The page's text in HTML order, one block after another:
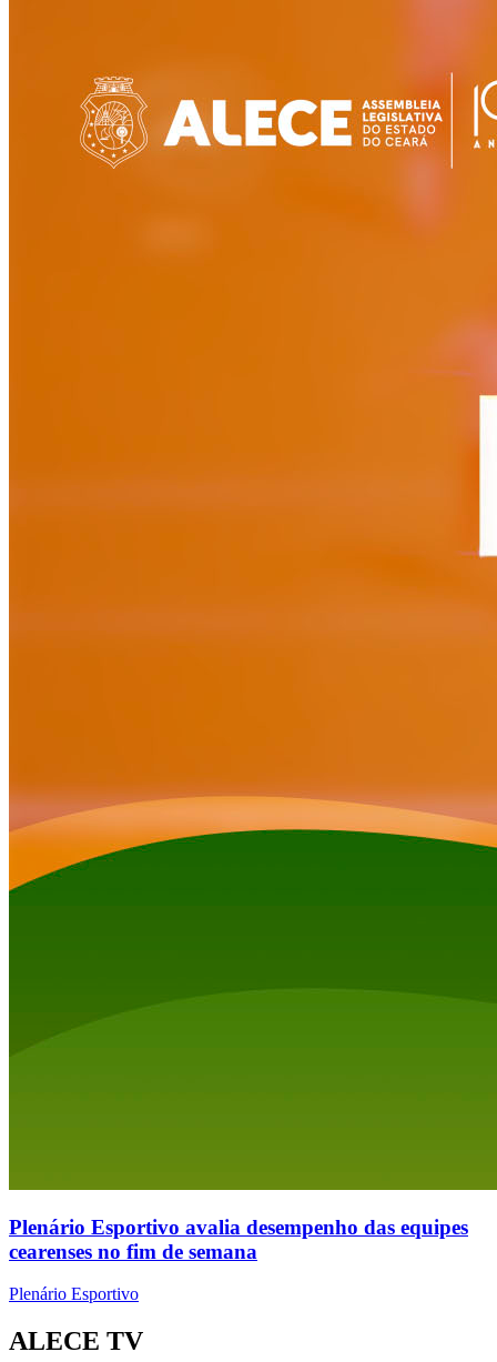
Plenário Esportivo avalia desempenho das equipes
cearenses no fim de semana
Plenário Esportivo
ALECE TV